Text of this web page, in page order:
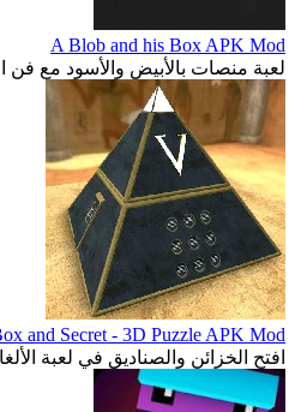
A Blob and his Box APK Mod
لعبة منصات بالأبيض والأسود مع فن
and Secret - 3D Puzzle APK Mod
افتح الخزائن والصناديق في لعبة